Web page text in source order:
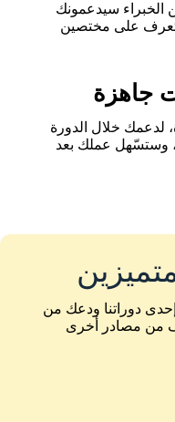
سيدعمونك
على مختصين
جاهزة
لدعمك خلال الدورة
وستسّهل عملك بعد
دوراتنا ودعك من
من مصادر أخرى